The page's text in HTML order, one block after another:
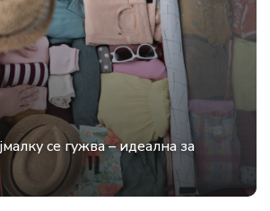
се гужва – идеална за